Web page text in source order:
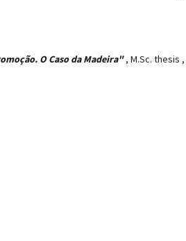
O Caso da Madeira", M.Sc. thesis ,